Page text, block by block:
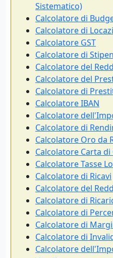
Sistematico)
Calcolatore di
Calcolatore di
Calcolatore GST
Calcolatore di
Calcolatore del
Calcolatore del
Calcolatore di
Calcolatore IBAN
Calcolatore
Calcolatore di
Calcolatore Oro da
Calcolatore Carta
Calcolatore Tasse
Calcolatore di Ricavi
Calcolatore del
Calcolatore di
Calcolatore di
Calcolatore di
Calcolatore di
Calcolatore